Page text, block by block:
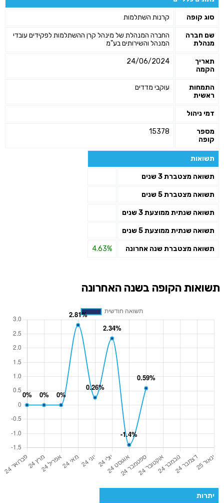
סוג קופה קרנות השתלמות
שם חברה
מנהלת
החברה המנהלת של מינהל קרן ההשתלמות לפקידים עובדי
המנהל והשירותים בע"מ
תאריך
הקמה
24/06/2024
התמחות
ראשית
עוקבי מדדים
דמי ניהול
מספר
קופה
15378
תשואות
תשואה מצטברת 3 שנים
תשואה מצטברת 5 שנים
תשואה שנתית ממוצעת 3 שנים
תשואה שנתית ממוצעת 5 שנים
תשואה מצטברת שנה אחרונה 4.63%
תשואות הקופה בשנה האחרונה
יתרות